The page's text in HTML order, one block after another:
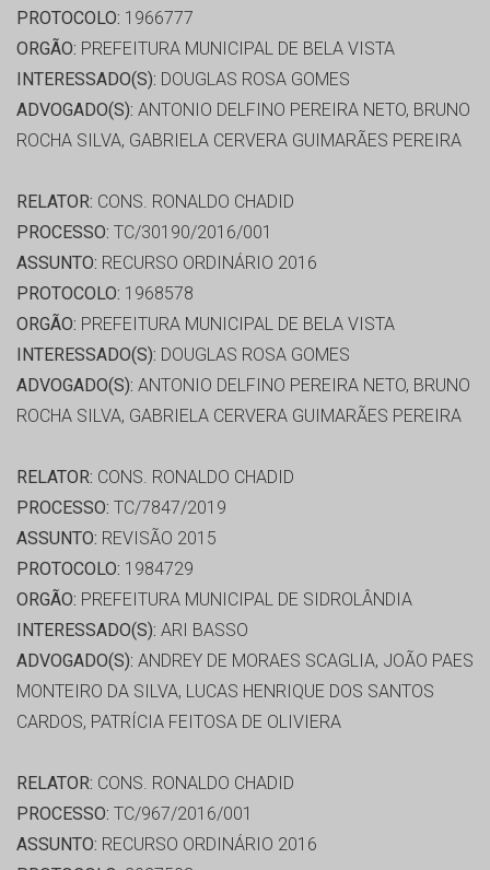
PROTOCOLO: 1966777
ORGÃO: PREFEITURA MUNICIPAL DE BELA VISTA
INTERESSADO(S): DOUGLAS ROSA GOMES
ADVOGADO(S): ANTONIO DELFINO PEREIRA NETO, BRUNO
ROCHA SILVA, GABRIELA CERVERA GUIMARÃES PEREIRA
RELATOR: CONS. RONALDO CHADID
PROCESSO: TC/30190/2016/001
ASSUNTO: RECURSO ORDINÁRIO 2016
PROTOCOLO: 1968578
ORGÃO: PREFEITURA MUNICIPAL DE BELA VISTA
INTERESSADO(S): DOUGLAS ROSA GOMES
ADVOGADO(S): ANTONIO DELFINO PEREIRA NETO, BRUNO
ROCHA SILVA, GABRIELA CERVERA GUIMARÃES PEREIRA
RELATOR: CONS. RONALDO CHADID
PROCESSO: TC/7847/2019
ASSUNTO: REVISÃO 2015
PROTOCOLO: 1984729
ORGÃO: PREFEITURA MUNICIPAL DE SIDROLÂNDIA
INTERESSADO(S): ARI BASSO
ADVOGADO(S): ANDREY DE MORAES SCAGLIA, JOÃO PAES
MONTEIRO DA SILVA, LUCAS HENRIQUE DOS SANTOS
CARDOS, PATRÍCIA FEITOSA DE OLIVIERA
RELATOR: CONS. RONALDO CHADID
PROCESSO: TC/967/2016/001
ASSUNTO: RECURSO ORDINÁRIO 2016